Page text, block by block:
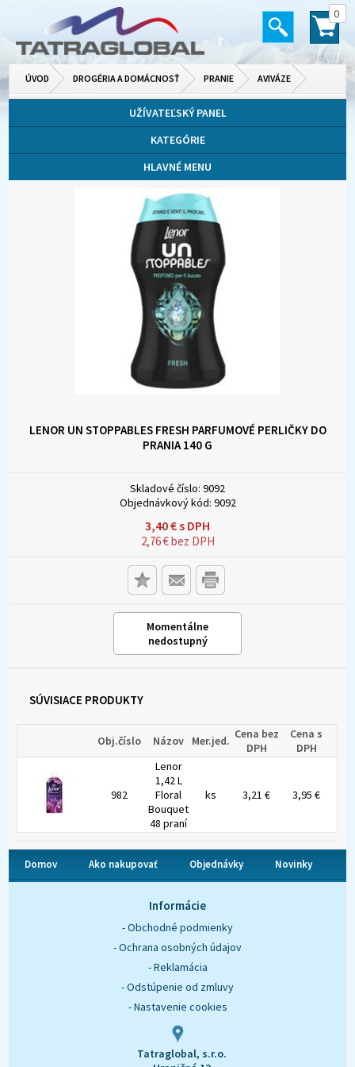
0
ÚVOD DROGÉRIA A DOMÁCNOSŤ PRANIE AVIVÁZE
UŽÍVATEĽSKÝ PANEL
KATEGÓRIE
HLAVNÉ MENU
LENOR UN STOPPABLES FRESH PARFUMOVÉ PERLIČKY DO
PRANIA 140 G
Skladové číslo: 9092
Objednávkový kód: 9092
3,40€s DPH
2,76€bez DPH
Momentálne
nedostupný
SÚVISIACE PRODUKTY
Obj.číslo Názov Mer.jed. Cena bez
DPH
Cena s
DPH
982
Lenor
1,42 L
Floral
Bouquet
48 praní
ks 3,21 € 3,95 €
Domov Ako nakupovať Objednávky Novinky
Informácie
- Obchodné podmienky
- Ochrana osobných údajov
- Reklamácia
- Odstúpenie od zmluvy
- Nastavenie cookies
Tatraglobal, s.r.o.